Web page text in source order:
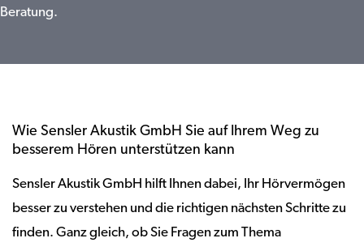
Beratung.
Wie Sensler Akustik GmbH Sie auf Ihrem Weg zu
besserem Hören unterstützen kann
Sensler Akustik GmbH hilft Ihnen dabei, Ihr Hörvermögen
besser zu verstehen und die richtigen nächsten Schritte zu
finden. Ganz gleich, ob Sie Fragen zum Thema